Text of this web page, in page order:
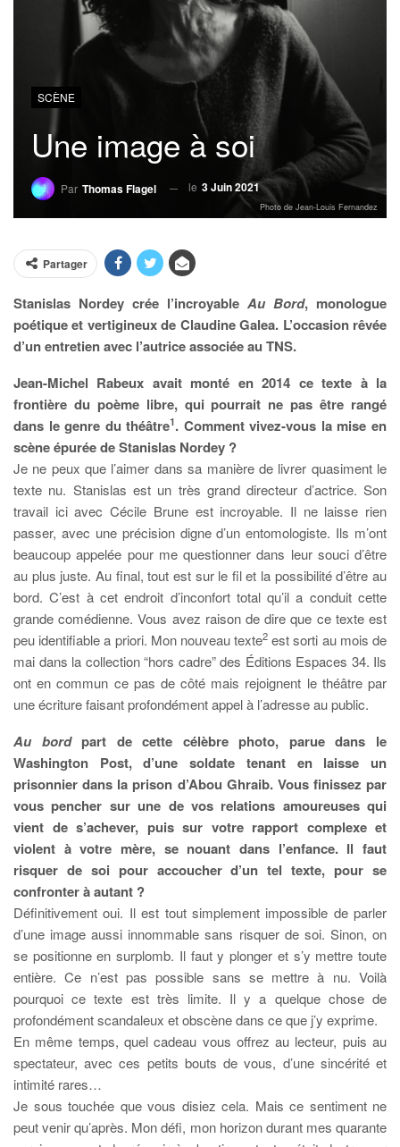
SCÈNE
Une image à soi
Par Thomas Flagel le 3 Juin 2021
Photo de Jean-Louis Fernandez
Partager
Stanislas Nordey crée l’incroyable Au Bord, monologue
poétique et vertigineux de Claudine Galea. L’occasion rêvée
d’un entretien avec l’autrice associée au TNS.
Jean-Michel Rabeux avait monté en 2014 ce texte à la
frontière du poème libre, qui pourrait ne pas être rangé
dans le genre du théâtre1. Comment vivez-vous la mise en
scène épurée de Stanislas Nordey ?
Je ne peux que l’aimer dans sa manière de livrer quasiment le
texte nu. Stanislas est un très grand directeur d’actrice. Son
travail ici avec Cécile Brune est incroyable. Il ne laisse rien
passer, avec une précision digne d’un entomologiste. Ils m’ont
beaucoup appelée pour me questionner dans leur souci d’être
au plus juste. Au final, tout est sur le fil et la possibilité d’être au
bord. C’est à cet endroit d’inconfort total qu’il a conduit cette
grande comédienne. Vous avez raison de dire que ce texte est
peu identifiable a priori. Mon nouveau texte2 est sorti au mois de
mai dans la collection “hors cadre” des Éditions Espaces 34. Ils
ont en commun ce pas de côté mais rejoignent le théâtre par
une écriture faisant profondément appel à l’adresse au public.
Au bordpart de cette célèbre photo, parue dans le
Washington Post, d’une soldate tenant en laisse un
prisonnier dans la prison d’Abou Ghraib. Vous finissez par
vous pencher sur une de vos relations amoureuses qui
vient de s’achever, puis sur votre rapport complexe et
violent à votre mère, se nouant dans l’enfance. Il faut
risquer de soi pour accoucher d’un tel texte, pour se
confronter à autant ?
Définitivement oui. Il est tout simplement impossible de parler
d’une image aussi innommable sans risquer de soi. Sinon, on
se positionne en surplomb. Il faut y plonger et s’y mettre toute
entière. Ce n’est pas possible sans se mettre à nu. Voilà
pourquoi ce texte est très limite. Il y a quelque chose de
profondément scandaleux et obscène dans ce que j’y exprime.
En même temps, quel cadeau vous offrez au lecteur, puis au
spectateur, avec ces petits bouts de vous, d’une sincérité et
intimité rares…
Je sous touchée que vous disiez cela. Mais ce sentiment ne
peut venir qu’après. Mon défi, mon horizon durant mes quarante